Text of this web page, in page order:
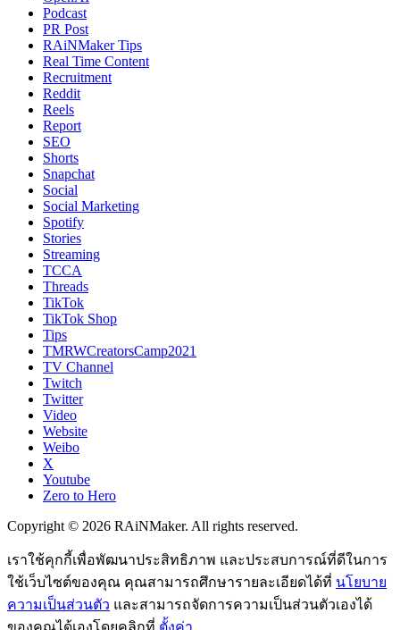
Podcast
PR Post
RAiNMaker Tips
Real Time Content
Recruitment
Reddit
Reels
Report
SEO
Shorts
Snapchat
Social
Social Marketing
Spotify
Stories
Streaming
TCCA
Threads
TikTok
TikTok Shop
Tips
TMRWCreatorsCamp2021
TV Channel
Twitch
Twitter
Video
Website
Weibo
X
Youtube
Zero to Hero
Copyright © 2026 RAiNMaker. All rights reserved.
เราใช้คุกกี้เพื่อพัฒนาประสิทธิภาพ และประสบการณ์ที่ดีในการ
ใช้เว็บไซต์ของคุณ คุณสามารถศึกษารายละเอียดได้ที่ นโยบาย
ความเป็นส่วนตัว และสามารถจัดการความเป็นส่วนตัวเองได้
ของคุณได้เองโดยคลิกที่ ตั้งค่า